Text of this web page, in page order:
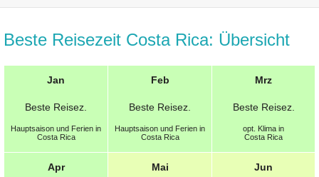
Beste Reisezeit Costa Rica: Übersicht
Jan
Beste Reisez.
Hauptsaison und Ferien in
Costa Rica
Feb
Beste Reisez.
Hauptsaison und Ferien in
Costa Rica
Mrz
Beste Reisez.
opt. Klima in
Costa Rica
Apr Mai Jun